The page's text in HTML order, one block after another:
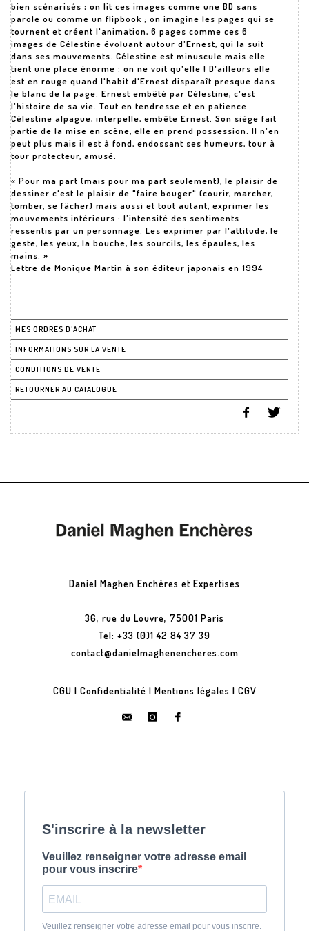
bien scénarisés ; on lit ces images comme une BD sans
parole ou comme un flipbook ; on imagine les pages qui se
tournent et créent l'animation, 6 pages comme ces 6
images de Célestine évoluant autour d'Ernest, qui la suit
dans ses mouvements. Célestine est minuscule mais elle
tient une place énorme : on ne voit qu'elle ! D'ailleurs elle
est en rouge quand l'habit d'Ernest disparaît presque dans
le blanc de la page. Ernest embêté par Célestine, c'est
l'histoire de sa vie. Tout en tendresse et en patience.
Célestine alpague, interpelle, embête Ernest. Son siège fait
partie de la mise en scène, elle en prend possession. Il n'en
peut plus mais il est à fond, endossant ses humeurs, tour à
tour protecteur, amusé.
« Pour ma part (mais pour ma part seulement), le plaisir de
dessiner c'est le plaisir de "faire bouger" (courir, marcher,
tomber, se fâcher) mais aussi et tout autant, exprimer les
mouvements intérieurs : l'intensité des sentiments
ressentis par un personnage. Les exprimer par l'attitude, le
geste, les yeux, la bouche, les sourcils, les épaules, les
mains. »
Lettre de Monique Martin à son éditeur japonais en 1994
MES ORDRES D'ACHAT
INFORMATIONS SUR LA VENTE
CONDITIONS DE VENTE
RETOURNER AU CATALOGUE
Daniel Maghen Enchères et Expertises
36, rue du Louvre, 75001 Paris
Tel: +33 (0)1 42 84 37 39
contact@danielmaghenencheres.com
CGU | Confidentialité | Mentions légales | CGV